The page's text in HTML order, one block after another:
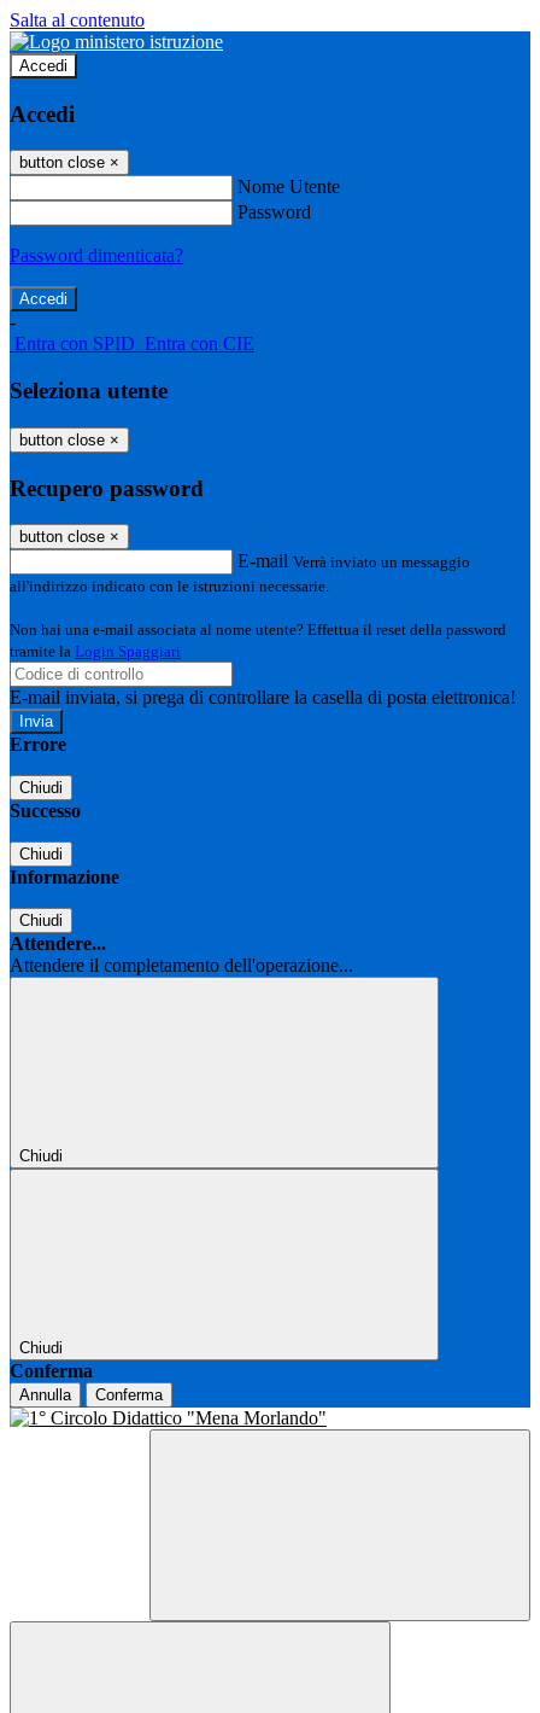
Salta al contenuto
Accedi
Accedi
button close ×
Nome Utente
Password
Password dimenticata?
-
Entra con SPID Entra con CIE
Seleziona utente
button close ×
Recupero password
button close ×
E-mail Verrà inviato un messaggio
all'indirizzo indicato con le istruzioni necessarie.
Non hai una e-mail associata al nome utente? Effettua il reset della password
tramite la Login Spaggiari
E-mail inviata, si prega di controllare la casella di posta elettronica!
Errore
Chiudi
Successo
Chiudi
Informazione
Chiudi
Attendere...
Attendere il completamento dell'operazione...
Chiudi
Chiudi
Conferma
Annulla Conferma